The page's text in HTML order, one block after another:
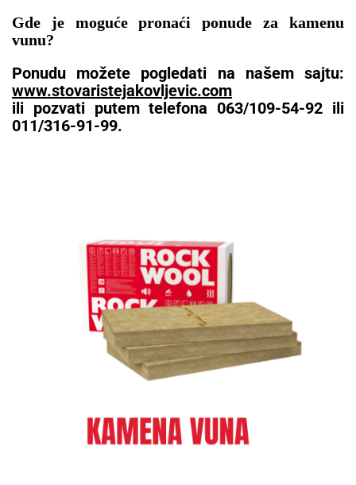
Gde je moguće pronaći ponude za kamenu
vunu?
Ponudu možete pogledati na našem sajtu:
www.stovaristejakovljevic.com
ili pozvati putem telefona 063/109-54-92 ili
011/316-91-99.